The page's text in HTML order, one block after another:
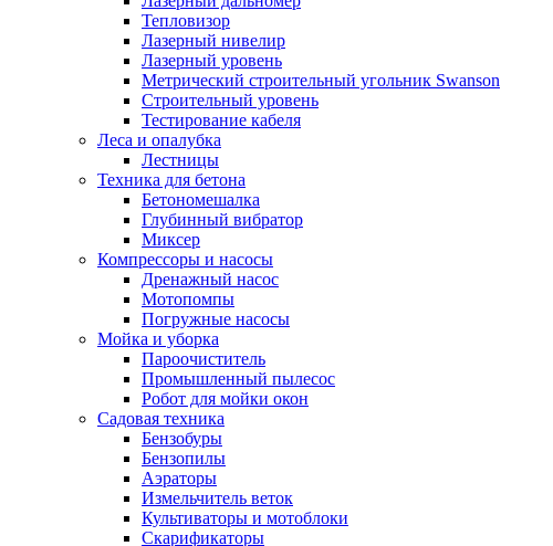
Тепловизор
Лазерный нивелир
Лазерный уровень
Метрический строительный угольник Swanson
Строительный уровень
Тестирование кабеля
Леса и опалубка
Лестницы
Техника для бетона
Бетономешалка
Глубинный вибратор
Миксер
Компрессоры и насосы
Дренажный насос
Мотопомпы
Погружные насосы
Мойка и уборка
Пароочиститель
Промышленный пылесос
Робот для мойки окон
Садовая техника
Бензобуры
Бензопилы
Аэраторы
Измельчитель веток
Культиваторы и мотоблоки
Скарификаторы